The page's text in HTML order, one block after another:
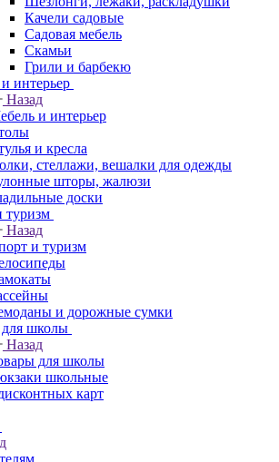
Качели садовые
Садовая мебель
Скамьи
Грили и барбекю
интерьер
Назад
и интерьер
и кресла
стеллажи, вешалки для одежды
шторы, жалюзи
доски
туризм
Назад
и туризм
и дорожные сумки
школы
Назад
для школы
школьные
карт